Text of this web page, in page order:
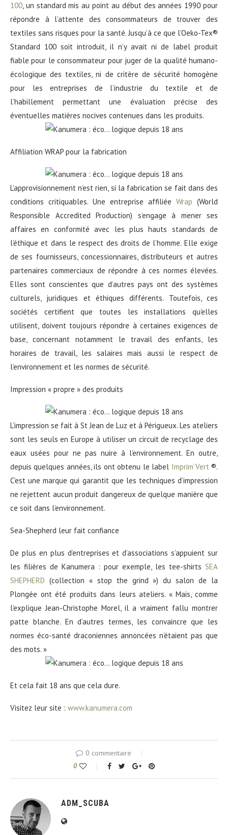
100, un standard mis au point au début des années 1990 pour
répondre à l’attente des consommateurs de trouver des
textiles sans risques pour la santé. Jusqu’à ce que l’Oeko-Tex®
Standard 100 soit introduit, il n’y avait ni de label produit
fiable pour le consommateur pour juger de la qualité humano-
écologique des textiles, ni de critère de sécurité homogène
pour les entreprises de l’industrie du textile et de
l’habillement permettant une évaluation précise des
éventuelles matières nocives contenues dans les produits.
Affiliation WRAP pour la fabrication
L’approvisionnement n’est rien, si la fabrication se fait dans des
conditions critiquables. Une entreprise affiliée Wrap (World
Responsible Accredited Production) s’engage à mener ses
affaires en conformité avec les plus hauts standards de
l’éthique et dans le respect des droits de l’homme. Elle exige
de ses fournisseurs, concessionnaires, distributeurs et autres
partenaires commerciaux de répondre à ces normes élevées.
Elles sont conscientes que d’autres pays ont des systèmes
culturels, juridiques et éthiques différents. Toutefois, ces
sociétés certifient que toutes les installations qu’elles
utilisent, doivent toujours répondre à certaines exigences de
base, concernant notamment le travail des enfants, les
horaires de travail, les salaires mais aussi le respect de
l’environnement et les normes de sécurité.
Impression « propre » des produits
L’impression se fait à St Jean de Luz et à Périgueux. Les ateliers
sont les seuls en Europe à utiliser un circuit de recyclage des
eaux usées pour ne pas nuire à l’environnement. En outre,
depuis quelques années, ils ont obtenu le label Imprim’Vert®.
C’est une marque qui garantit que les techniques d’impression
ne rejettent aucun produit dangereux de quelque manière que
ce soit dans l’environnement.
Sea-Shepherd leur fait confiance
De plus en plus d’entreprises et d’associations s’appuient sur
les filières de Kanumera : pour exemple, les tee-shirts SEA
SHEPHERD (collection « stop the grind ») du salon de la
Plongée ont été produits dans leurs ateliers. « Mais, comme
l’explique Jean-Christophe Morel, il a vraiment fallu montrer
patte blanche. En d’autres termes, les convaincre que les
normes éco-santé draconiennes annoncées n’étaient pas que
des mots. »
Et cela fait 18 ans que cela dure.
Visitez leur site : www.kanumera.com
0 commentaire
0
ADM_SCUBA